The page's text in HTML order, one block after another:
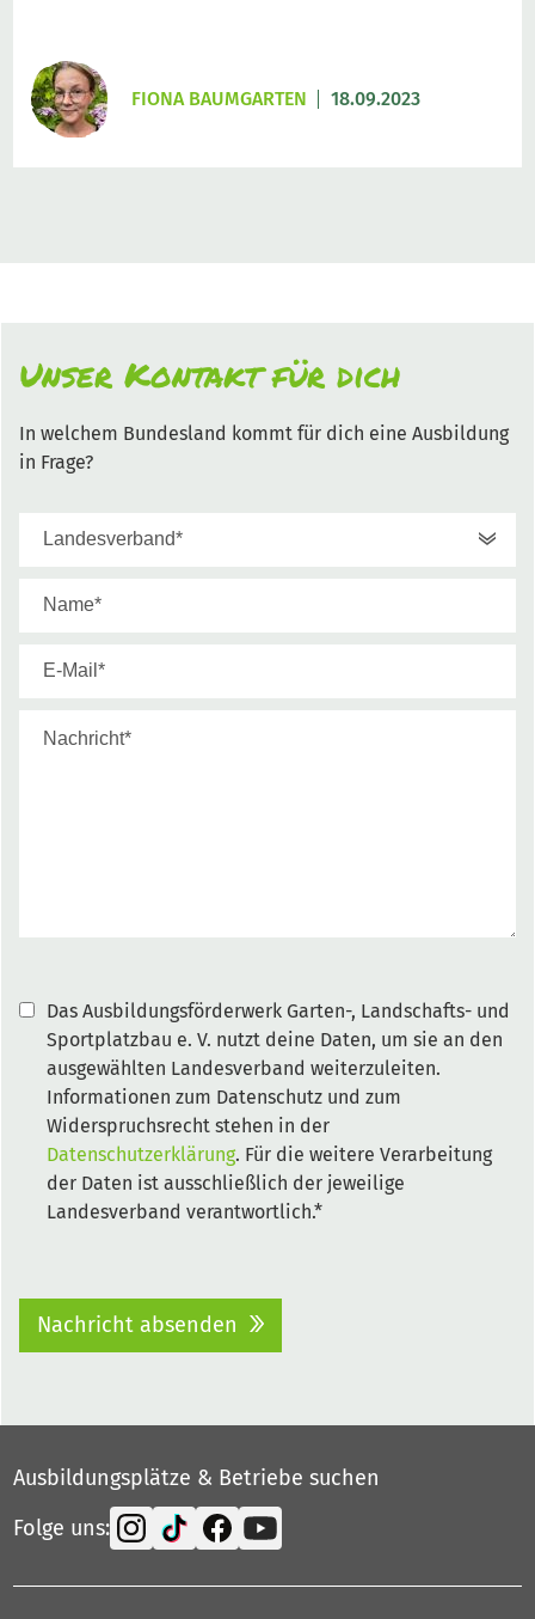
FIONA BAUMGARTEN 18.09.2023
Unser Kontakt für dich
In welchem Bundesland kommt für dich eine Ausbildung
in Frage?
Das Ausbildungsförderwerk Garten-, Landschafts- und
Sportplatzbau e. V. nutzt deine Daten, um sie an den
ausgewählten Landesverband weiterzuleiten.
Informationen zum Datenschutz und zum
Widerspruchsrecht stehen in der
Datenschutzerklärung. Für die weitere Verarbeitung
der Daten ist ausschließlich der jeweilige
Landesverband verantwortlich.*
Nachricht absenden
Ausbildungsplätze & Betriebe suchen
Folge uns: